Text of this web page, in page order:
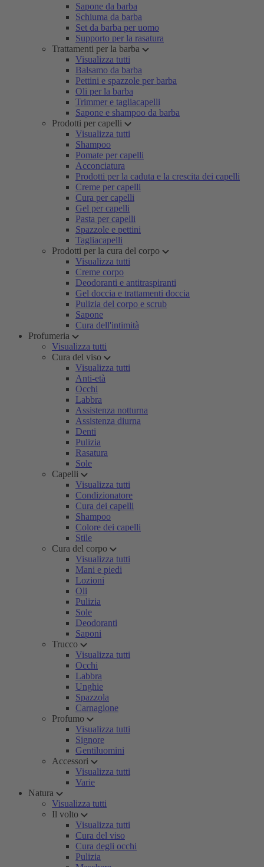
Sapone da barba
Schiuma da barba
Set da barba per uomo
Supporto per la rasatura
Trattamenti per la barba
Visualizza tutti
Balsamo da barba
Pettini e spazzole per barba
Oli per la barba
Trimmer e tagliacapelli
Sapone e shampoo da barba
Prodotti per capelli
Visualizza tutti
Shampoo
Pomate per capelli
Acconciatura
Prodotti per la caduta e la crescita dei capelli
Creme per capelli
Cura per capelli
Gel per capelli
Pasta per capelli
Spazzole e pettini
Tagliacapelli
Prodotti per la cura del corpo
Visualizza tutti
Creme corpo
Deodoranti e antitraspiranti
Gel doccia e trattamenti doccia
Pulizia del corpo e scrub
Sapone
Cura dell'intimità
Profumeria
Visualizza tutti
Cura del viso
Visualizza tutti
Anti-età
Occhi
Labbra
Assistenza notturna
Assistenza diurna
Denti
Pulizia
Rasatura
Sole
Capelli
Visualizza tutti
Condizionatore
Cura dei capelli
Shampoo
Colore dei capelli
Stile
Cura del corpo
Visualizza tutti
Mani e piedi
Lozioni
Oli
Pulizia
Sole
Deodoranti
Saponi
Trucco
Visualizza tutti
Occhi
Labbra
Unghie
Spazzola
Carnagione
Profumo
Visualizza tutti
Signore
Gentiluomini
Accessori
Visualizza tutti
Varie
Natura
Visualizza tutti
Il volto
Visualizza tutti
Cura del viso
Cura degli occhi
Pulizia